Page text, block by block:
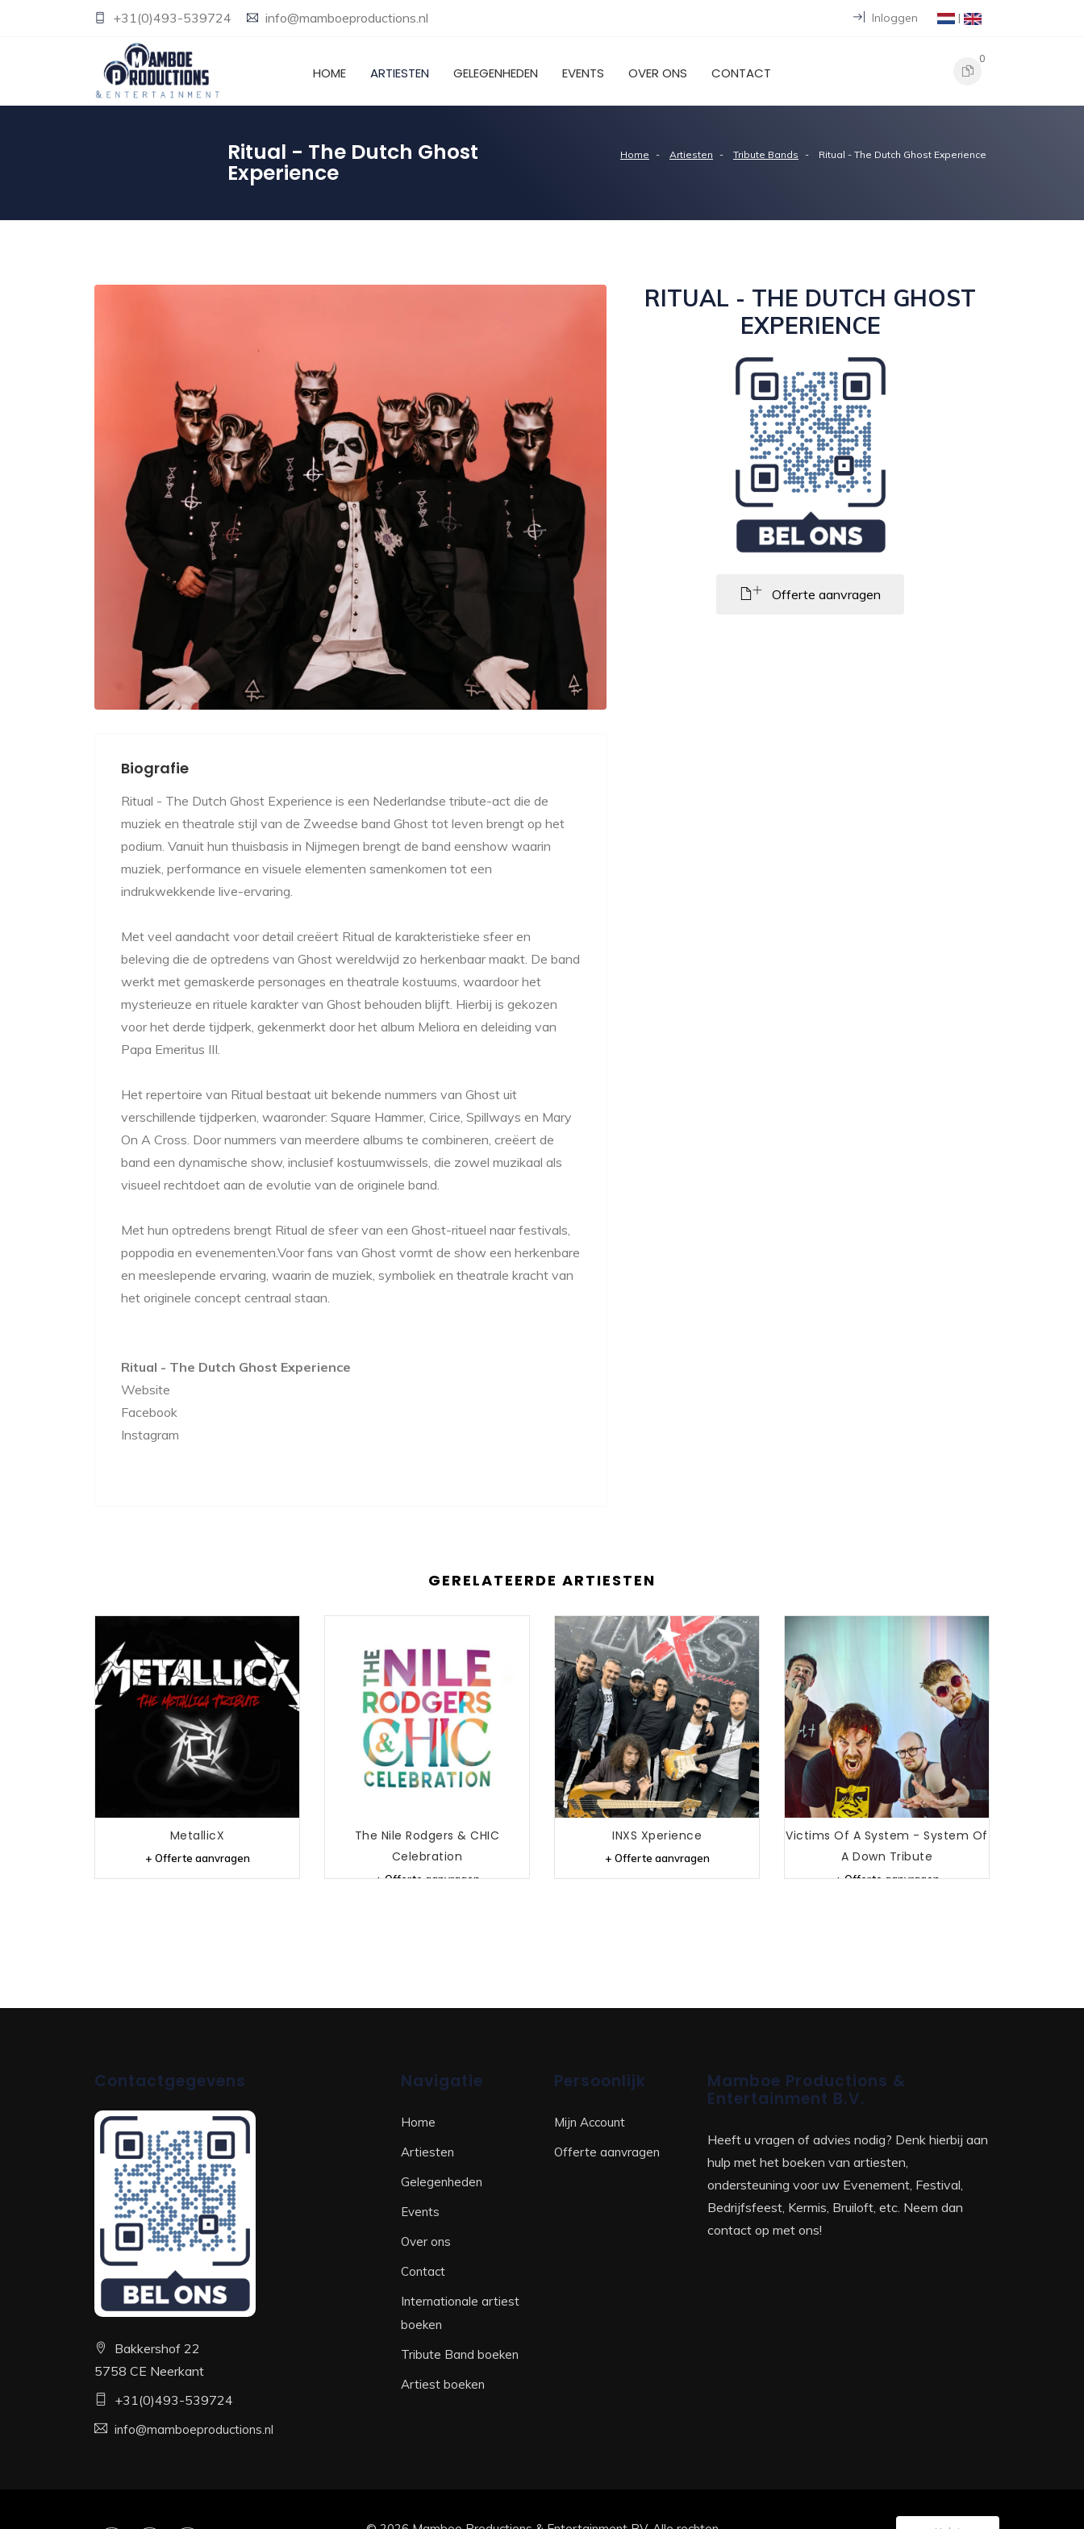
+31(0)493-539724 info@mamboeproductions.nl Inloggen |
HOME ARTIESTEN GELEGENHEDEN EVENTS OVER ONS CONTACT
0
Ritual - The Dutch Ghost
Experience
Home Artiesten Tribute Bands Ritual - The Dutch Ghost Experience
RITUAL - THE DUTCH GHOST
EXPERIENCE
Offerte aanvragen
Biografie
Ritual - The Dutch Ghost Experience is een Nederlandse tribute-act die de
muziek en theatrale stijl van de Zweedse band Ghost tot leven brengt op het
podium. Vanuit hun thuisbasis in Nijmegen brengt de band eenshow waarin
muziek, performance en visuele elementen samenkomen tot een
indrukwekkende live-ervaring.
Met veel aandacht voor detail creëert Ritual de karakteristieke sfeer en
beleving die de optredens van Ghost wereldwijd zo herkenbaar maakt. De band
werkt met gemaskerde personages en theatrale kostuums, waardoor het
mysterieuze en rituele karakter van Ghost behouden blijft. Hierbij is gekozen
voor het derde tijdperk, gekenmerkt door het album Meliora en deleiding van
Papa Emeritus III.
Het repertoire van Ritual bestaat uit bekende nummers van Ghost uit
verschillende tijdperken, waaronder: Square Hammer, Cirice, Spillways en Mary
On A Cross. Door nummers van meerdere albums te combineren, creëert de
band een dynamische show, inclusief kostuumwissels, die zowel muzikaal als
visueel rechtdoet aan de evolutie van de originele band.
Met hun optredens brengt Ritual de sfeer van een Ghost-ritueel naar festivals,
poppodia en evenementen.Voor fans van Ghost vormt de show een herkenbare
en meeslepende ervaring, waarin de muziek, symboliek en theatrale kracht van
het originele concept centraal staan.
Ritual - The Dutch Ghost Experience
Website
Facebook
Instagram
GERELATEERDE ARTIESTEN
MetallicX
+ Offerte aanvragen
The Nile Rodgers & CHIC
Celebration
+ Offerte aanvragen
INXS Xperience
+ Offerte aanvragen
Victims Of A System - System Of
A Down Tribute
+ Offerte aanvragen
Contactgegevens
Bakkershof 22
5758 CE Neerkant
+31(0)493-539724
info@mamboeproductions.nl
Navigatie
Home
Artiesten
Gelegenheden
Events
Over ons
Contact
Internationale artiest
boeken
Tribute Band boeken
Artiest boeken
Persoonlijk
Mijn Account
Offerte aanvragen
Mamboe Productions &
Entertainment B.V.
Heeft u vragen of advies nodig? Denk hierbij aan
hulp met het boeken van artiesten,
ondersteuning voor uw Evenement, Festival,
Bedrijfsfeest, Kermis, Bruiloft, etc. Neem dan
contact op met ons!